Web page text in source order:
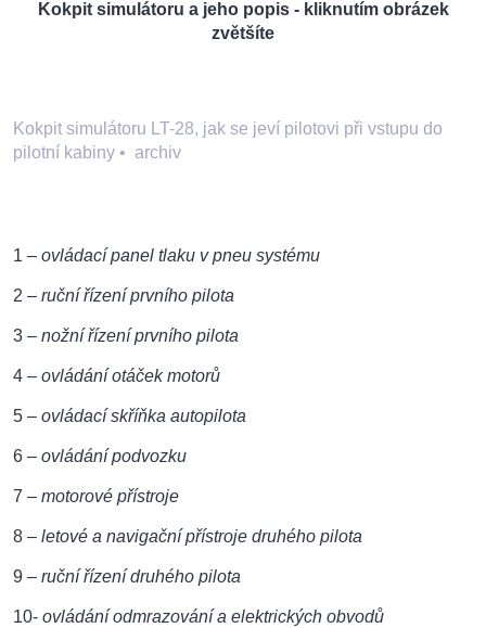
Kokpit simulátoru a jeho popis - kliknutím obrázek
zvětšíte
Kokpit simulátoru LT-28, jak se jeví pilotovi při vstupu do
pilotní kabiny • archiv
1 – ovládací panel tlaku v pneu systému
2 – ruční řízení prvního pilota
3 – nožní řízení prvního pilota
4 – ovládání otáček motorů
5 – ovládací skříňka autopilota
6 – ovládání podvozku
7 – motorové přístroje
8 – letové a navigační přístroje druhého pilota
9 – ruční řízení druhého pilota
10- ovládání odmrazování a elektrických obvodů